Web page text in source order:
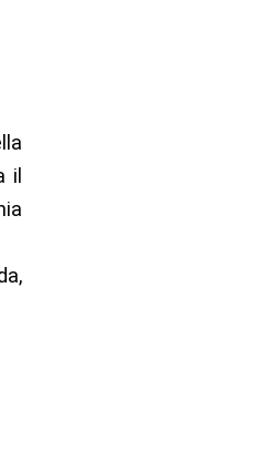
il